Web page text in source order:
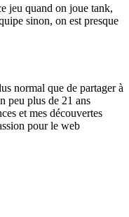
jeu quand on joue tank,
sinon, on est presque
normal que de partager à
peu plus de 21 ans
et mes découvertes
pour le web